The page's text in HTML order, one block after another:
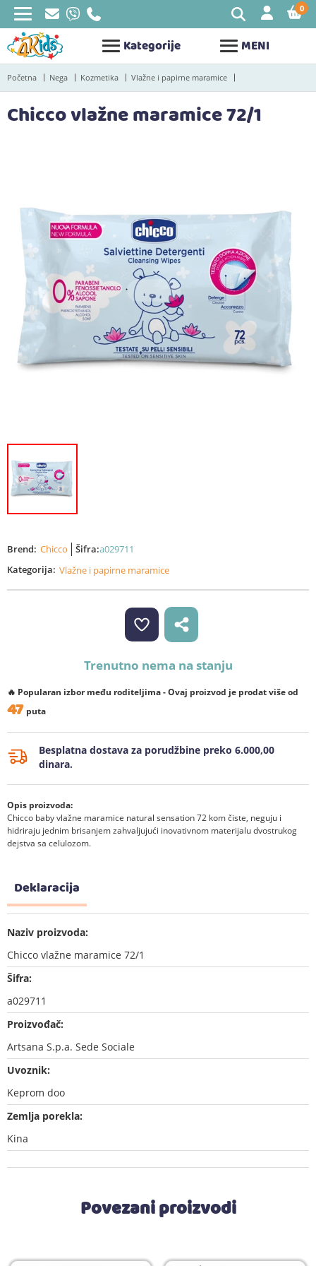
Kategorije MENI
0
Početna Nega Kozmetika Vlažne i papirne maramice
Chicco vlažne maramice 72/1
Brend: Chicco Šifra:a029711
Kategorija: Vlažne i papirne maramice
Trenutno nema na stanju
🔥 Popularan izbor među roditeljima - Ovaj proizvod je prodat više od
47 puta
Besplatna dostava za porudžbine preko 6.000,00
dinara.
Opis proizvoda:
Chicco baby vlažne maramice natural sensation 72 kom čiste, neguju i
hidriraju jednim brisanjem zahvaljujući inovativnom materijalu dvostrukog
dejstva sa celulozom.
Deklaracija
Naziv proizvoda:
Chicco vlažne maramice 72/1
Šifra:
a029711
Proizvođač:
Artsana S.p.a. Sede Sociale
Uvoznik:
Keprom doo
Zemlja porekla:
Kina
Povezani proizvodi